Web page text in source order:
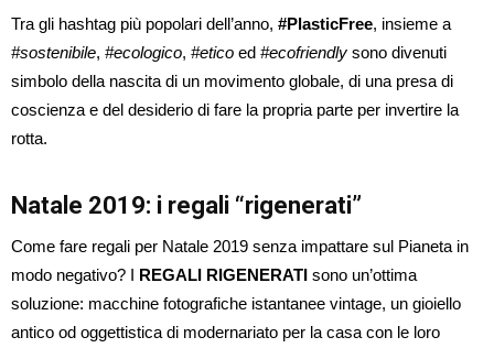
Tra gli hashtag più popolari dell’anno, #PlasticFree, insieme a
#sostenibile, #ecologico, #etico ed #ecofriendly sono divenuti
simbolo della nascita di un movimento globale, di una presa di
coscienza e del desiderio di fare la propria parte per invertire la
rotta.
Natale 2019: i regali “rigenerati”
Come fare regali per Natale 2019 senza impattare sul Pianeta in
modo negativo? I REGALI RIGENERATI sono un’ottima
soluzione: macchine fotografiche istantanee vintage, un gioiello
antico od oggettistica di modernariato per la casa con le loro